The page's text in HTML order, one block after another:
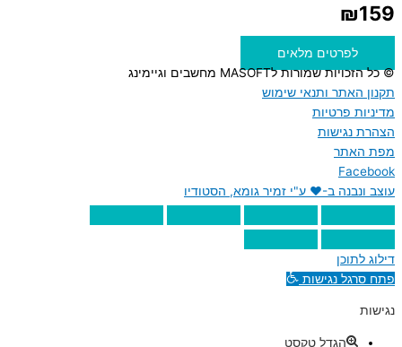
₪159
לפרטים מלאים
© כל הזכויות שמורות לMASOFT מחשבים וגיימינג
תקנון האתר ותנאי שימוש
מדיניות פרטיות
הצהרת נגישות
מפת האתר
Facebook
עוצב ונבנה ב-♥︎ ע"י זמיר גומא, הסטודיו
דילוג לתוכן
פתח סרגל נגישות
נגישות
הגדל טקסט